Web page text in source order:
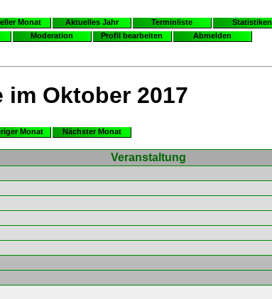
Monat Aktuelles Jahr Terminliste
Statistiken
Moderation Profil bearbeiten Abmelden
im Oktober 2017
Monat Nächster Monat
Veranstaltung